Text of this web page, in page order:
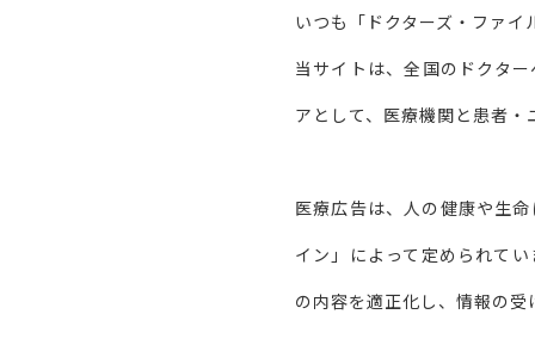
いつも「ドクターズ・ファイ
当サイトは、全国のドクタ
アとして、医療機関と患者・
医療広告は、人の健康や生
イン」によって定められて
の内容を適正化し、情報の受